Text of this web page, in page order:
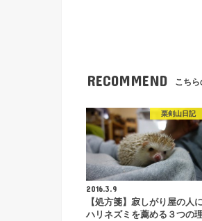
RECOMMEND こちら
栗剣山日記
2016.3.9
【処方箋】寂しがり屋の人に
ハリネズミを薦める３つの